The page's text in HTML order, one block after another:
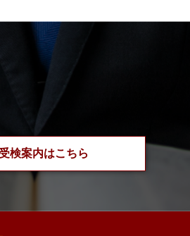
検案内はこちら